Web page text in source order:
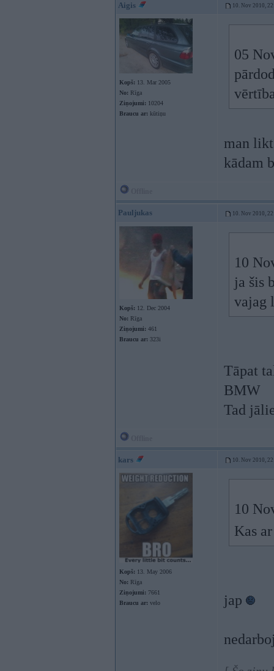
Aigis 10. Nov 2010,
Kopš: 13. Mar 2005
No: Rīga
Ziņojumi: 10204
Braucu ar: kūtiņu
05
man
kādam
Pauljukas 10. Nov 2010,
Kopš: 12. Dec 2004
No: Rīga
Ziņojumi: 461
Braucu ar: 323i
10
ja šis
vajag
Tāpat
BMW
Tad
kars 10. Nov 2010,
Kopš: 13. May 2006
No: Rīga
Ziņojumi: 7661
Braucu ar: velo
10
Kas
jap